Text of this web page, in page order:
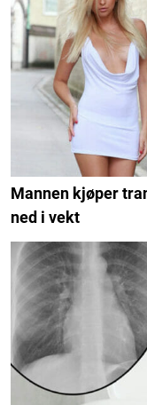
Mannen kjøper
ned i vekt